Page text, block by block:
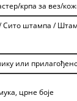
крпа за вез/
Сито штампа /
или
црне боје